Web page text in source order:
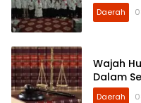
Daerah
Wajah
Dalam
Daerah